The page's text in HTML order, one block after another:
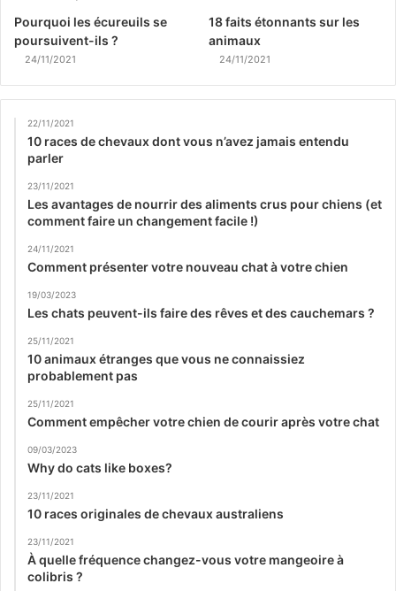
Pourquoi les écureuils se
poursuivent-ils ?
24/11/2021
18 faits étonnants sur les
animaux
24/11/2021
22/11/2021
10 races de chevaux dont vous n’avez jamais entendu
parler
23/11/2021
Les avantages de nourrir des aliments crus pour chiens (et
comment faire un changement facile !)
24/11/2021
Comment présenter votre nouveau chat à votre chien
19/03/2023
Les chats peuvent-ils faire des rêves et des cauchemars ?
25/11/2021
10 animaux étranges que vous ne connaissiez
probablement pas
25/11/2021
Comment empêcher votre chien de courir après votre chat
09/03/2023
Why do cats like boxes?
23/11/2021
10 races originales de chevaux australiens
23/11/2021
À quelle fréquence changez-vous votre mangeoire à
colibris ?